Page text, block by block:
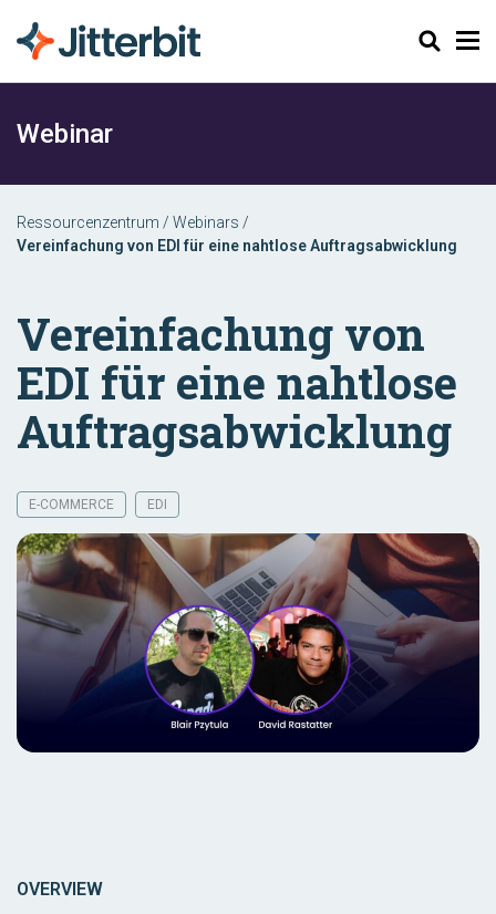
Suchen
Webinar
Ressourcenzentrum / Webinars /
Vereinfachung von EDI für eine nahtlose Auftragsabwicklung
Vereinfachung von
EDI für eine nahtlose
Auftragsabwicklung
E-COMMERCE EDI
OVERVIEW